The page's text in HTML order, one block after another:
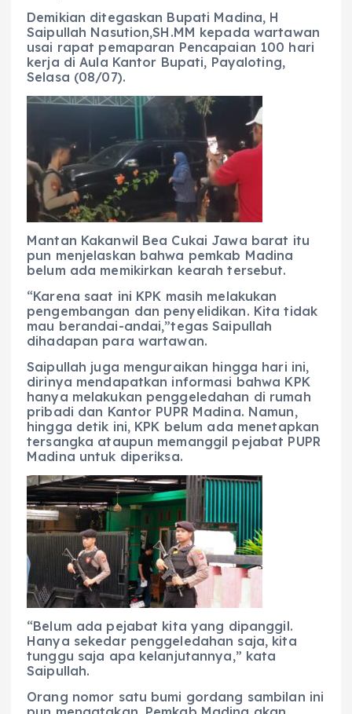
Demikian ditegaskan Bupati Madina, H
Saipullah Nasution,SH.MM kepada wartawan
usai rapat pemaparan Pencapaian 100 hari
kerja di Aula Kantor Bupati, Payaloting,
Selasa (08/07).
Mantan Kakanwil Bea Cukai Jawa barat itu
pun menjelaskan bahwa pemkab Madina
belum ada memikirkan kearah tersebut.
“Karena saat ini KPK masih melakukan
pengembangan dan penyelidikan. Kita tidak
mau berandai-andai,”tegas Saipullah
dihadapan para wartawan.
Saipullah juga menguraikan hingga hari ini,
dirinya mendapatkan informasi bahwa KPK
hanya melakukan penggeledahan di rumah
pribadi dan Kantor PUPR Madina. Namun,
hingga detik ini, KPK belum ada menetapkan
tersangka ataupun memanggil pejabat PUPR
Madina untuk diperiksa.
“Belum ada pejabat kita yang dipanggil.
Hanya sekedar penggeledahan saja, kita
tunggu saja apa kelanjutannya,” kata
Saipullah.
Orang nomor satu bumi gordang sambilan ini